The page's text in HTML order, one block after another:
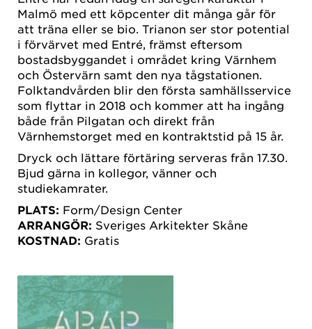
Malmö med ett köpcenter dit många går för
att träna eller se bio. Trianon ser stor potential
i förvärvet med Entré, främst eftersom
bostadsbyggandet i området kring Värnhem
och Östervärn samt den nya tågstationen.
Folktandvården blir den första samhällsservice
som flyttar in 2018 och kommer att ha ingång
både från Pilgatan och direkt från
Värnhemstorget med en kontraktstid på 15 år.
Dryck och lättare förtäring serveras från 17.30.
Bjud gärna in kollegor, vänner och
studiekamrater.
PLATS: Form/Design Center
ARRANGÖR: Sveriges Arkitekter Skåne
KOSTNAD: Gratis